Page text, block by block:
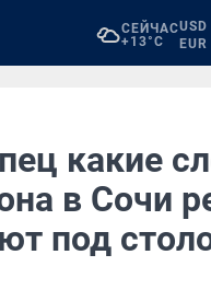
СЕЙЧАС
+13°C
какие
в Сочи
под